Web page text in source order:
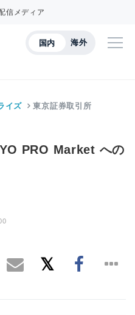
信メディア
国内 海外
イズ 東京証券取引所
PRO Market への